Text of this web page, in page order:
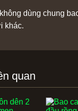
dùng chung
khác.
quan